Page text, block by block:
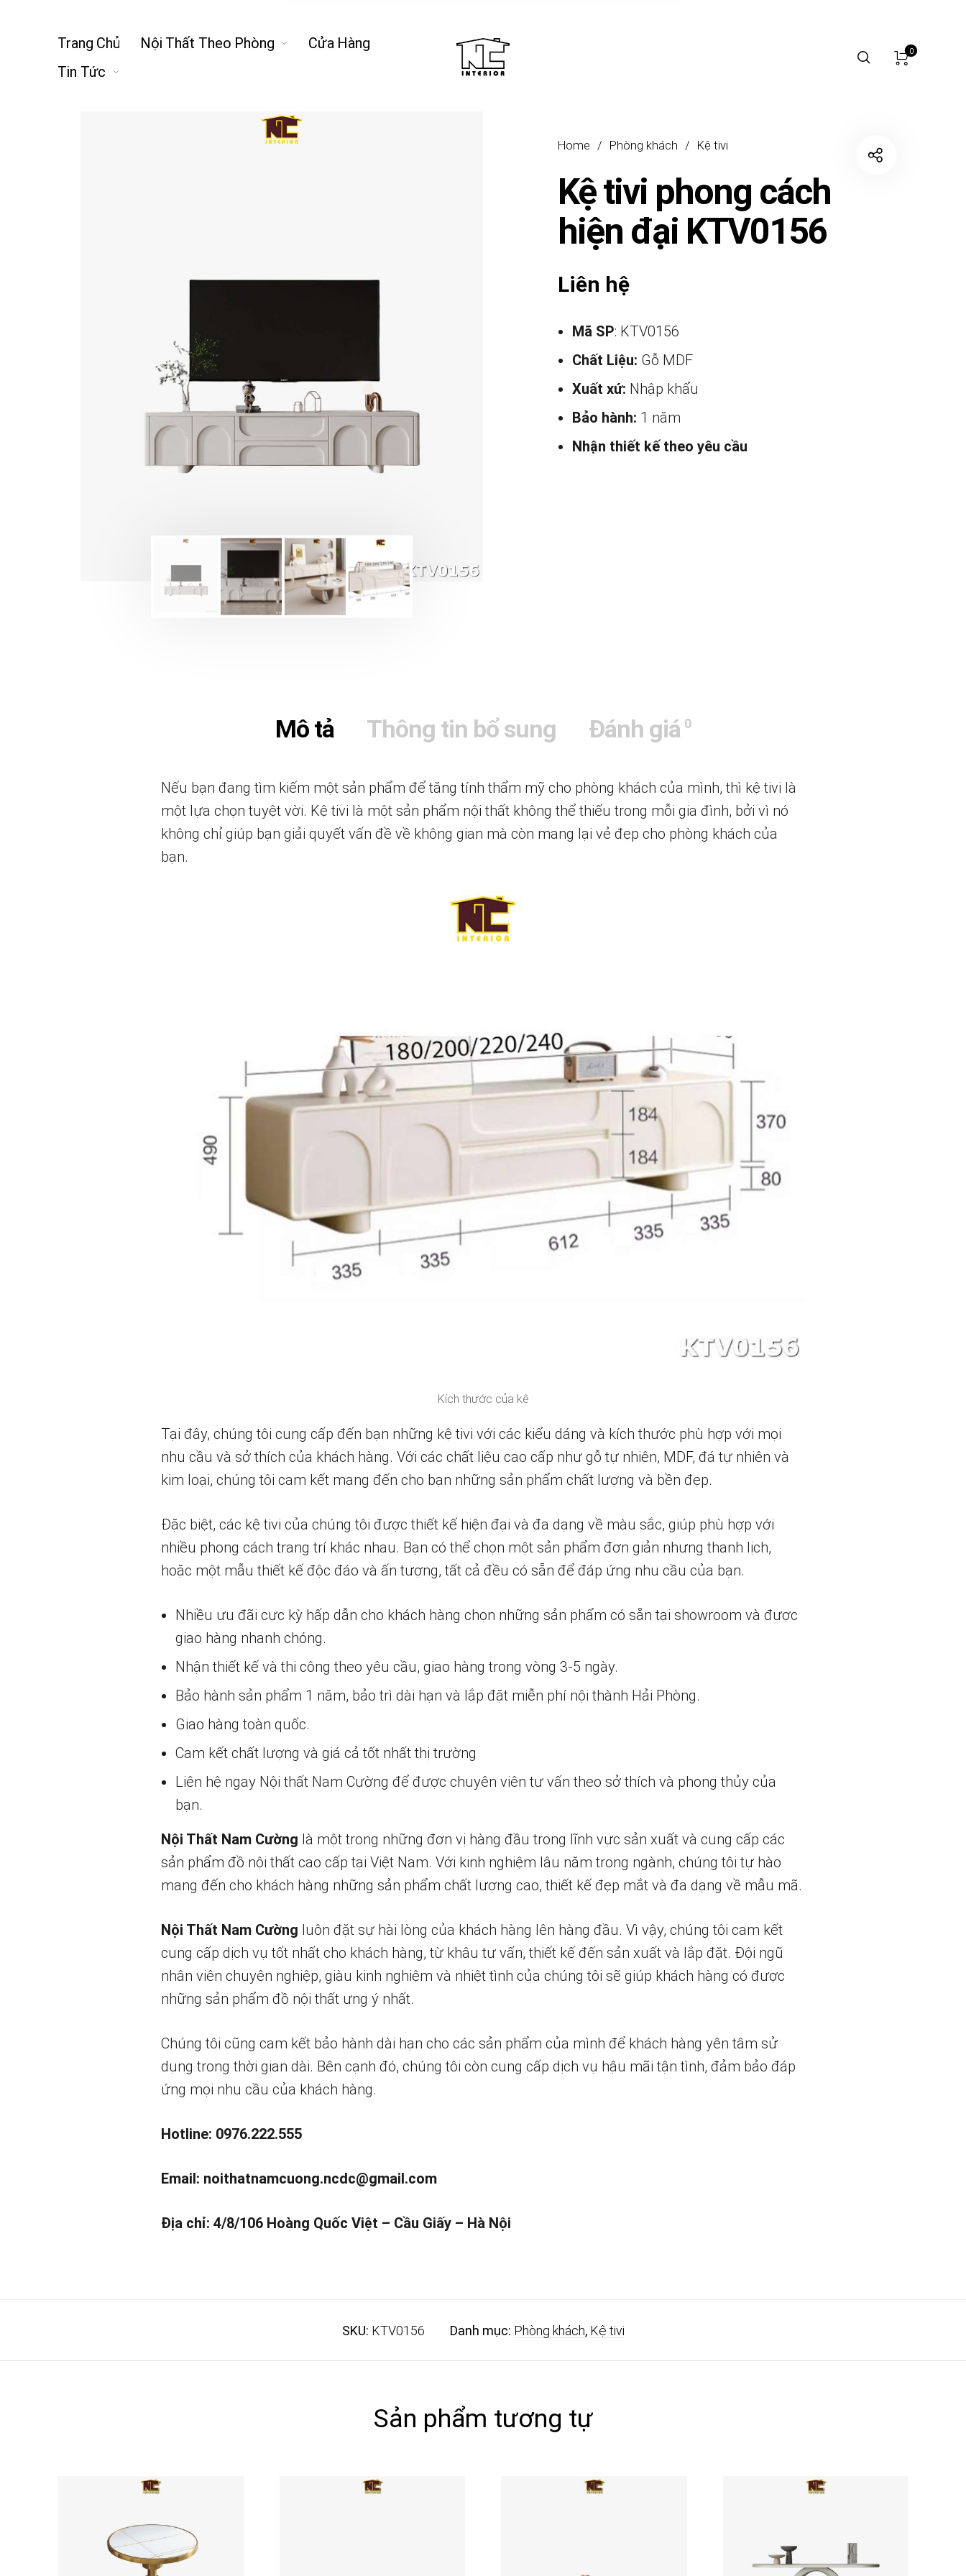
Trang Chủ Nội Thất Theo Phòng
Cửa Hàng
Tin Tức
0
Home / Phòng khách / Kệ tivi
Kệ tivi phong cách
hiện đại KTV0156
Liên hệ
Mã SP: KTV0156
Chất Liệu: Gỗ MDF
Xuất xứ: Nhập khẩu
Bảo hành: 1 năm
Nhận thiết kế theo yêu cầu
Mô tả Thông tin bổ sung Đánh giá 0
Nếu bạn đang tìm kiếm một sản phẩm để tăng tính thẩm mỹ cho phòng khách của mình, thì kệ tivi là
một lựa chọn tuyệt vời. Kệ tivi là một sản phẩm nội thất không thể thiếu trong mỗi gia đình, bởi vì nó
không chỉ giúp bạn giải quyết vấn đề về không gian mà còn mang lại vẻ đẹp cho phòng khách của
bạn.
Kích thước của kệ
Tại đây, chúng tôi cung cấp đến bạn những kệ tivi với các kiểu dáng và kích thước phù hợp với mọi
nhu cầu và sở thích của khách hàng. Với các chất liệu cao cấp như gỗ tự nhiên, MDF, đá tự nhiên và
kim loại, chúng tôi cam kết mang đến cho bạn những sản phẩm chất lượng và bền đẹp.
Đặc biệt, các kệ tivi của chúng tôi được thiết kế hiện đại và đa dạng về màu sắc, giúp phù hợp với
nhiều phong cách trang trí khác nhau. Bạn có thể chọn một sản phẩm đơn giản nhưng thanh lịch,
hoặc một mẫu thiết kế độc đáo và ấn tượng, tất cả đều có sẵn để đáp ứng nhu cầu của bạn.
Nhiều ưu đãi cực kỳ hấp dẫn cho khách hàng chọn những sản phẩm có sẵn tại showroom và được
giao hàng nhanh chóng.
Nhận thiết kế và thi công theo yêu cầu, giao hàng trong vòng 3-5 ngày.
Bảo hành sản phẩm 1 năm, bảo trì dài hạn và lắp đặt miễn phí nội thành Hải Phòng.
Giao hàng toàn quốc.
Cam kết chất lượng và giá cả tốt nhất thị trường
Liên hệ ngay Nội thất Nam Cường để được chuyên viên tư vấn theo sở thích và phong thủy của
bạn.
Nội Thất Nam Cường là một trong những đơn vị hàng đầu trong lĩnh vực sản xuất và cung cấp các
sản phẩm đồ nội thất cao cấp tại Việt Nam. Với kinh nghiệm lâu năm trong ngành, chúng tôi tự hào
mang đến cho khách hàng những sản phẩm chất lượng cao, thiết kế đẹp mắt và đa dạng về mẫu mã.
Nội Thất Nam Cường luôn đặt sự hài lòng của khách hàng lên hàng đầu. Vì vậy, chúng tôi cam kết
cung cấp dịch vụ tốt nhất cho khách hàng, từ khâu tư vấn, thiết kế đến sản xuất và lắp đặt. Đội ngũ
nhân viên chuyên nghiệp, giàu kinh nghiệm và nhiệt tình của chúng tôi sẽ giúp khách hàng có được
những sản phẩm đồ nội thất ưng ý nhất.
Chúng tôi cũng cam kết bảo hành dài hạn cho các sản phẩm của mình để khách hàng yên tâm sử
dụng trong thời gian dài. Bên cạnh đó, chúng tôi còn cung cấp dịch vụ hậu mãi tận tình, đảm bảo đáp
ứng mọi nhu cầu của khách hàng.
Hotline: 0976.222.555
Email: noithatnamcuong.ncdc@gmail.com
Địa chỉ: 4/8/106 Hoàng Quốc Việt – Cầu Giấy – Hà Nội
SKU: KTV0156 Danh mục: Phòng khách, Kệ tivi
Sản phẩm tương tự